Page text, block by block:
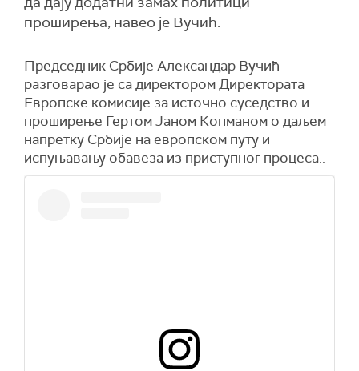
проширења, навео је Вучић.
Председник Србије Александар Вучић
разговарао је са директором Директората
Европске комисије за источно суседство и
проширење Гертом Јаном Копманом о даљем
напретку Србије на европском путу и
испуњавању обавеза из приступног процеса..